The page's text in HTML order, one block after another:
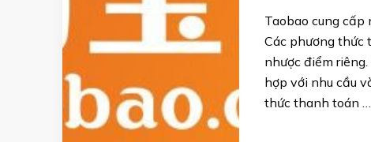
Taobao cung cấp
Các phương thức
nhược điểm
hợp với nhu cầu
thức thanh toán …